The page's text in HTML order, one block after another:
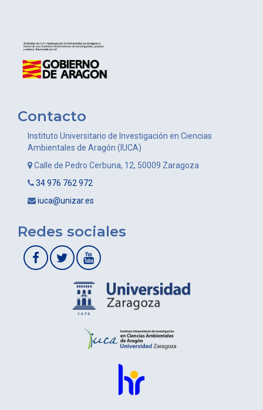
Contacto
Instituto Universitario de Investigación en Ciencias
Ambientales de Aragón (IUCA)
Calle de Pedro Cerbuna, 12, 50009 Zaragoza
34 976 762 972
iuca@unizar.es
Redes sociales